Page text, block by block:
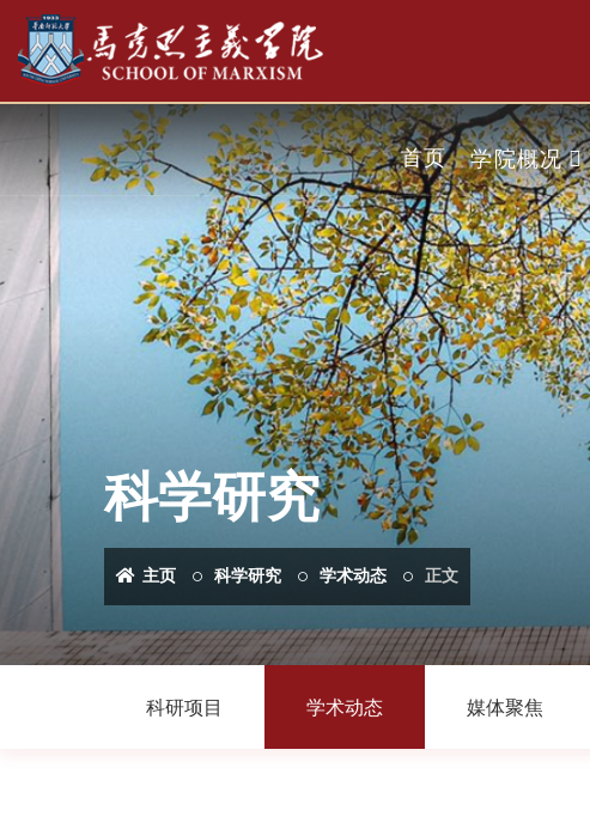
首页 学院概况
科学研究
主页 科学研究 学术动态 正文
科研项目 学术动态 媒体聚焦